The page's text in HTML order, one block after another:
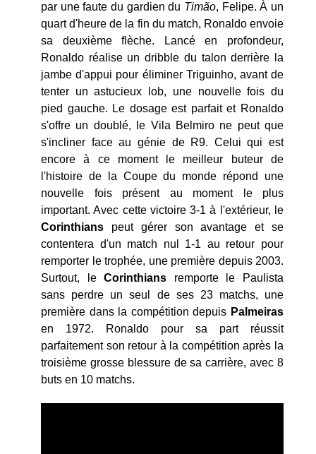
par une faute du gardien du Timão, Felipe. À un
quart d'heure de la fin du match, Ronaldo envoie
sa deuxième flèche. Lancé en profondeur,
Ronaldo réalise un dribble du talon derrière la
jambe d'appui pour éliminer Triguinho, avant de
tenter un astucieux lob, une nouvelle fois du
pied gauche. Le dosage est parfait et Ronaldo
s'offre un doublé, le Vila Belmiro ne peut que
s'incliner face au génie de R9. Celui qui est
encore à ce moment le meilleur buteur de
l'histoire de la Coupe du monde répond une
nouvelle fois présent au moment le plus
important. Avec cette victoire 3-1 à l'extérieur, le
Corinthians peut gérer son avantage et se
contentera d'un match nul 1-1 au retour pour
remporter le trophée, une première depuis 2003.
Surtout, leCorinthians remporte le Paulista
sans perdre un seul de ses 23 matchs, une
première dans la compétition depuis Palmeiras
en 1972. Ronaldo pour sa part réussit
parfaitement son retour à la compétition après la
troisième grosse blessure de sa carrière, avec 8
buts en 10 matchs.